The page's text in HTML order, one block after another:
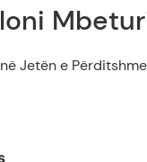
Jetën e Përditshme